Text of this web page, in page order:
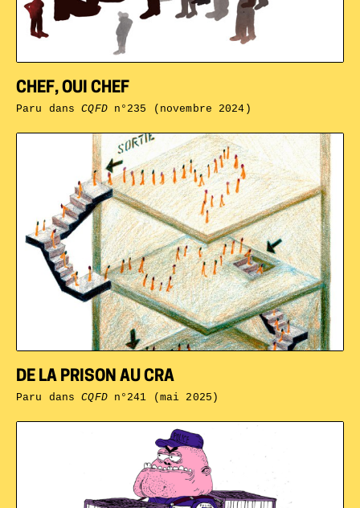
DE LA PRISON AU CRA
Paru dansCQFDn°241 (mai 2025)
CHEF, OUI CHEF
Paru dansCQFDn°235 (novembre 2024)